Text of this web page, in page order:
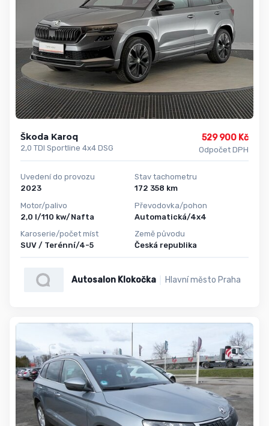
Škoda Karoq
2,0 TDI Sportline 4x4 DSG
529 900 Kč
Odpočet DPH
Uvedení do provozu
2023
Motor/palivo
2,0 l/110 kw/Nafta
Karoserie/počet míst
SUV / Terénní/4-5
Stav tachometru
172 358 km
Převodovka/pohon
Automatická/4x4
Země původu
Česká republika
Autosalon Klokočka Hlavní město Praha